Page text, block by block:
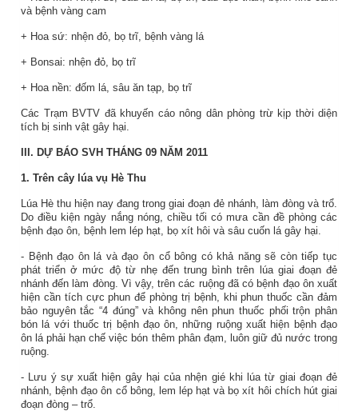
và bệnh vàng cam
+ Hoa sứ: nhện đỏ, bọ trĩ, bệnh vàng lá
+ Bonsai: nhện đỏ, bọ trĩ
+ Hoa nền: đốm lá, sâu ăn tạp, bọ trĩ
Các Trạm BVTV đã khuyến cáo nông dân phòng trừ kịp thời diện
tích bị sinh vật gây hại.
III. DỰ BÁO SVH THÁNG 09 NĂM 2011
1. Trên cây lúa vụ Hè Thu
Lúa Hè thu hiện nay đang trong giai đoạn đẻ nhánh, làm đòng và trổ.
Do điều kiện ngày nắng nóng, chiều tối có mưa cần đề phòng các
bệnh đạo ôn, bệnh lem lép hạt, bọ xít hôi và sâu cuốn lá gây hại.
- Bệnh đạo ôn lá và đạo ôn cổ bông có khả năng sẽ còn tiếp tục
phát triển ở mức độ từ nhẹ đến trung bình trên lúa giai đoạn đẻ
nhánh đến làm đòng. Vì vậy, trên các ruộng đã có bệnh đạo ôn xuất
hiện cần tích cực phun để phòng trị bệnh, khi phun thuốc cần đảm
bảo nguyên tắc “4 đúng” và không nên phun thuốc phối trộn phân
bón lá với thuốc trị bệnh đạo ôn, những ruộng xuất hiện bệnh đạo
ôn lá phải hạn chế việc bón thêm phân đạm, luôn giữ đủ nước trong
ruộng.
- Lưu ý sự xuất hiện gây hại của nhện gié khi lúa từ giai đoạn đẻ
nhánh, bệnh đạo ôn cổ bông, lem lép hạt và bọ xít hôi chích hút giai
đoạn đòng – trổ.